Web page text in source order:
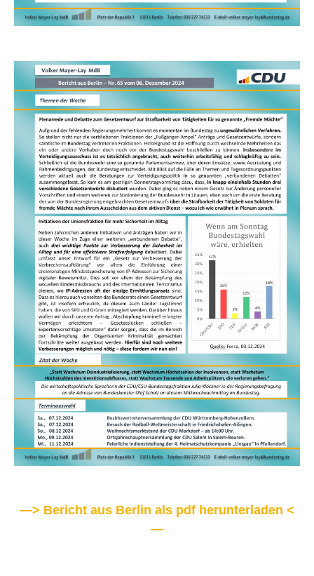
—> Bericht aus Berlin als pdf herunterladen <
—